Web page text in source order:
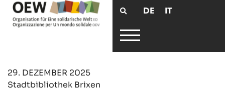
DE IT
29. DEZEMBER 2025
Stadtbibliothek Brixen